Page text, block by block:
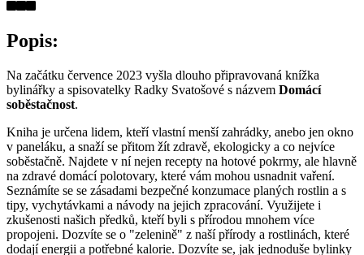
Popis:
Na začátku července 2023 vyšla dlouho připravovaná knížka
bylinářky a spisovatelky Radky Svatošové s názvem Domácí
soběstačnost.
Kniha je určena lidem, kteří vlastní menší zahrádky, anebo jen okno
v paneláku, a snaží se přitom žít zdravě, ekologicky a co nejvíce
soběstačně. Najdete v ní nejen recepty na hotové pokrmy, ale hlavně
na zdravé domácí polotovary, které vám mohou usnadnit vaření.
Seznámíte se se zásadami bezpečné konzumace planých rostlin a s
tipy, vychytávkami a návody na jejich zpracování. Využijete i
zkušenosti našich předků, kteří byli s přírodou mnohem více
propojeni. Dozvíte se o "zelenině" z naší přírody a rostlinách, které
dodají energii a potřebné kalorie. Dozvíte se, jak jednoduše bylinky